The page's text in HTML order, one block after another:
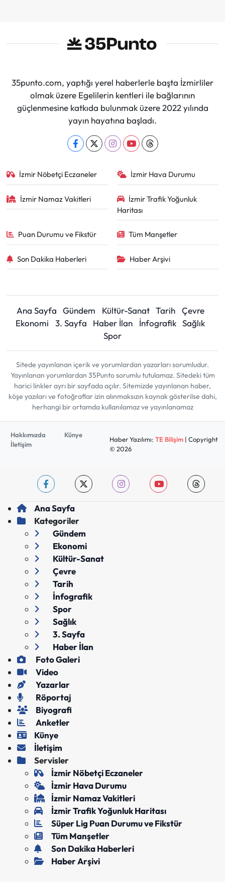
35punto.com, yaptığı yerel haberlerle başta İzmirliler
olmak üzere Egelilerin kentleri ile bağlarının
güçlenmesine katkıda bulunmak üzere 2022 yılında
yayın hayatına başladı.
İzmir Nöbetçi Eczaneler İzmir Hava Durumu
İzmir Namaz Vakitleri
İzmir Trafik Yoğunluk
Haritası
Puan Durumu ve Fikstür Tüm Manşetler
Son Dakika Haberleri Haber Arşivi
Ana Sayfa Gündem Kültür-Sanat Tarih
Çevre
Ekonomi
3. Sayfa Haber İlan İnfografik Sağlık
Spor
Sitede yayınlanan içerik ve yorumlardan yazarları sorumludur.
Yayınlanan yorumlardan 35Punto sorumlu tutulamaz. Sitedeki tüm
harici linkler ayrı bir sayfada açılır. Sitemizde yayınlanan haber,
köşe yazıları ve fotoğraflar izin alınmaksızın kaynak gösterilse dahi,
herhangi bir ortamda kullanılamaz ve yayınlanamaz
Hakkımızda
Künye
İletişim
Haber Yazılımı: TE Bilişim| Copyright
© 2026
Ana Sayfa
Kategoriler
Gündem
Ekonomi
Kültür-Sanat
Çevre
Tarih
İnfografik
Spor
Sağlık
3. Sayfa
Haber İlan
Foto Galeri
Video
Yazarlar
Röportaj
Biyografi
Anketler
Künye
İletişim
Servisler
İzmir Nöbetçi Eczaneler
İzmir Hava Durumu
İzmir Namaz Vakitleri
İzmir Trafik Yoğunluk Haritası
Süper Lig Puan Durumu ve Fikstür
Tüm Manşetler
Son Dakika Haberleri
Haber Arşivi